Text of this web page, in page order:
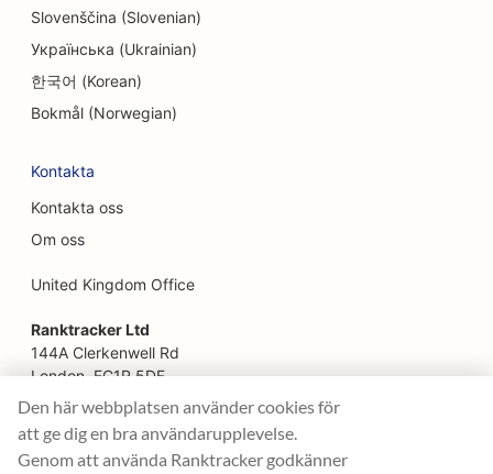
SEO för snabbmatsrestauranger
SEO för blomsterhandlare
SEO för restauranger med god mat
SEO för finansiella tjänster
SEO för franska konditorier
SEO för food trucks
SEO för butiker med frusen yoghurt
Slovenščina (Slovenian)
Українська (Ukrainian)
한국어 (Korean)
Bokmål (Norwegian)
Kontakta
Kontakta oss
Om oss
United Kingdom Office
Ranktracker Ltd
144A Clerkenwell Rd
London, EC1R 5DF
Company No: 08820809
felix@ranktracker.com
Den här webbplatsen använder cookies för
att ge dig en bra användarupplevelse.
Genom att använda Ranktracker godkänner